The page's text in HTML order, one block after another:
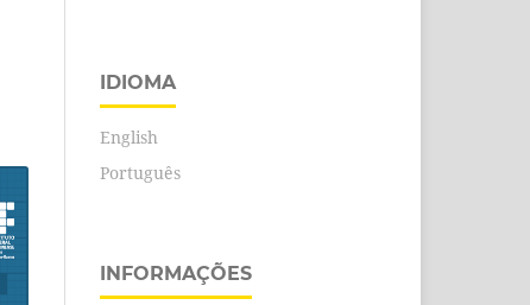
IDIOMA
English
Português
INFORMAÇÕES